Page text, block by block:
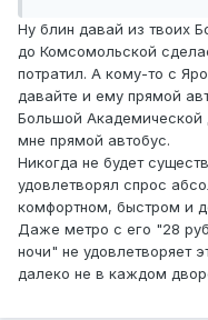
Ну блин давай из твоих
до Комсомольской
потратил. А кому-то с
давайте и ему прямой
Большой Академической
мне прямой автобус.
Никогда не будет
удовлетворял спрос
комфортном, быстром и
Даже метро с его "28
ночи" не удовлетворяет
далеко не в каждом